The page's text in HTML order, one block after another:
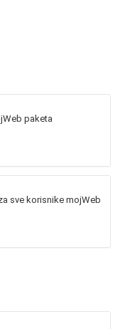
paketa
sve korisnike mojWeb